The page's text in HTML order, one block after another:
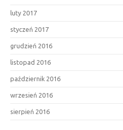
luty 2017
styczeń 2017
grudzień 2016
listopad 2016
październik 2016
wrzesień 2016
sierpień 2016